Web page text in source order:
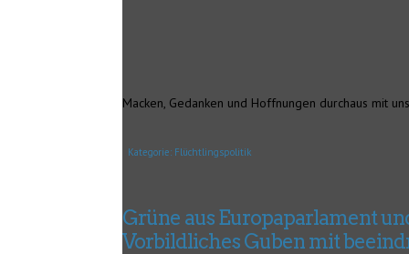
Macken, Gedanken und Hoffnungen durchaus mit
Kategorie: Flüchtlingspolitik
Grüne aus Europaparlament
Vorbildliches Guben mit